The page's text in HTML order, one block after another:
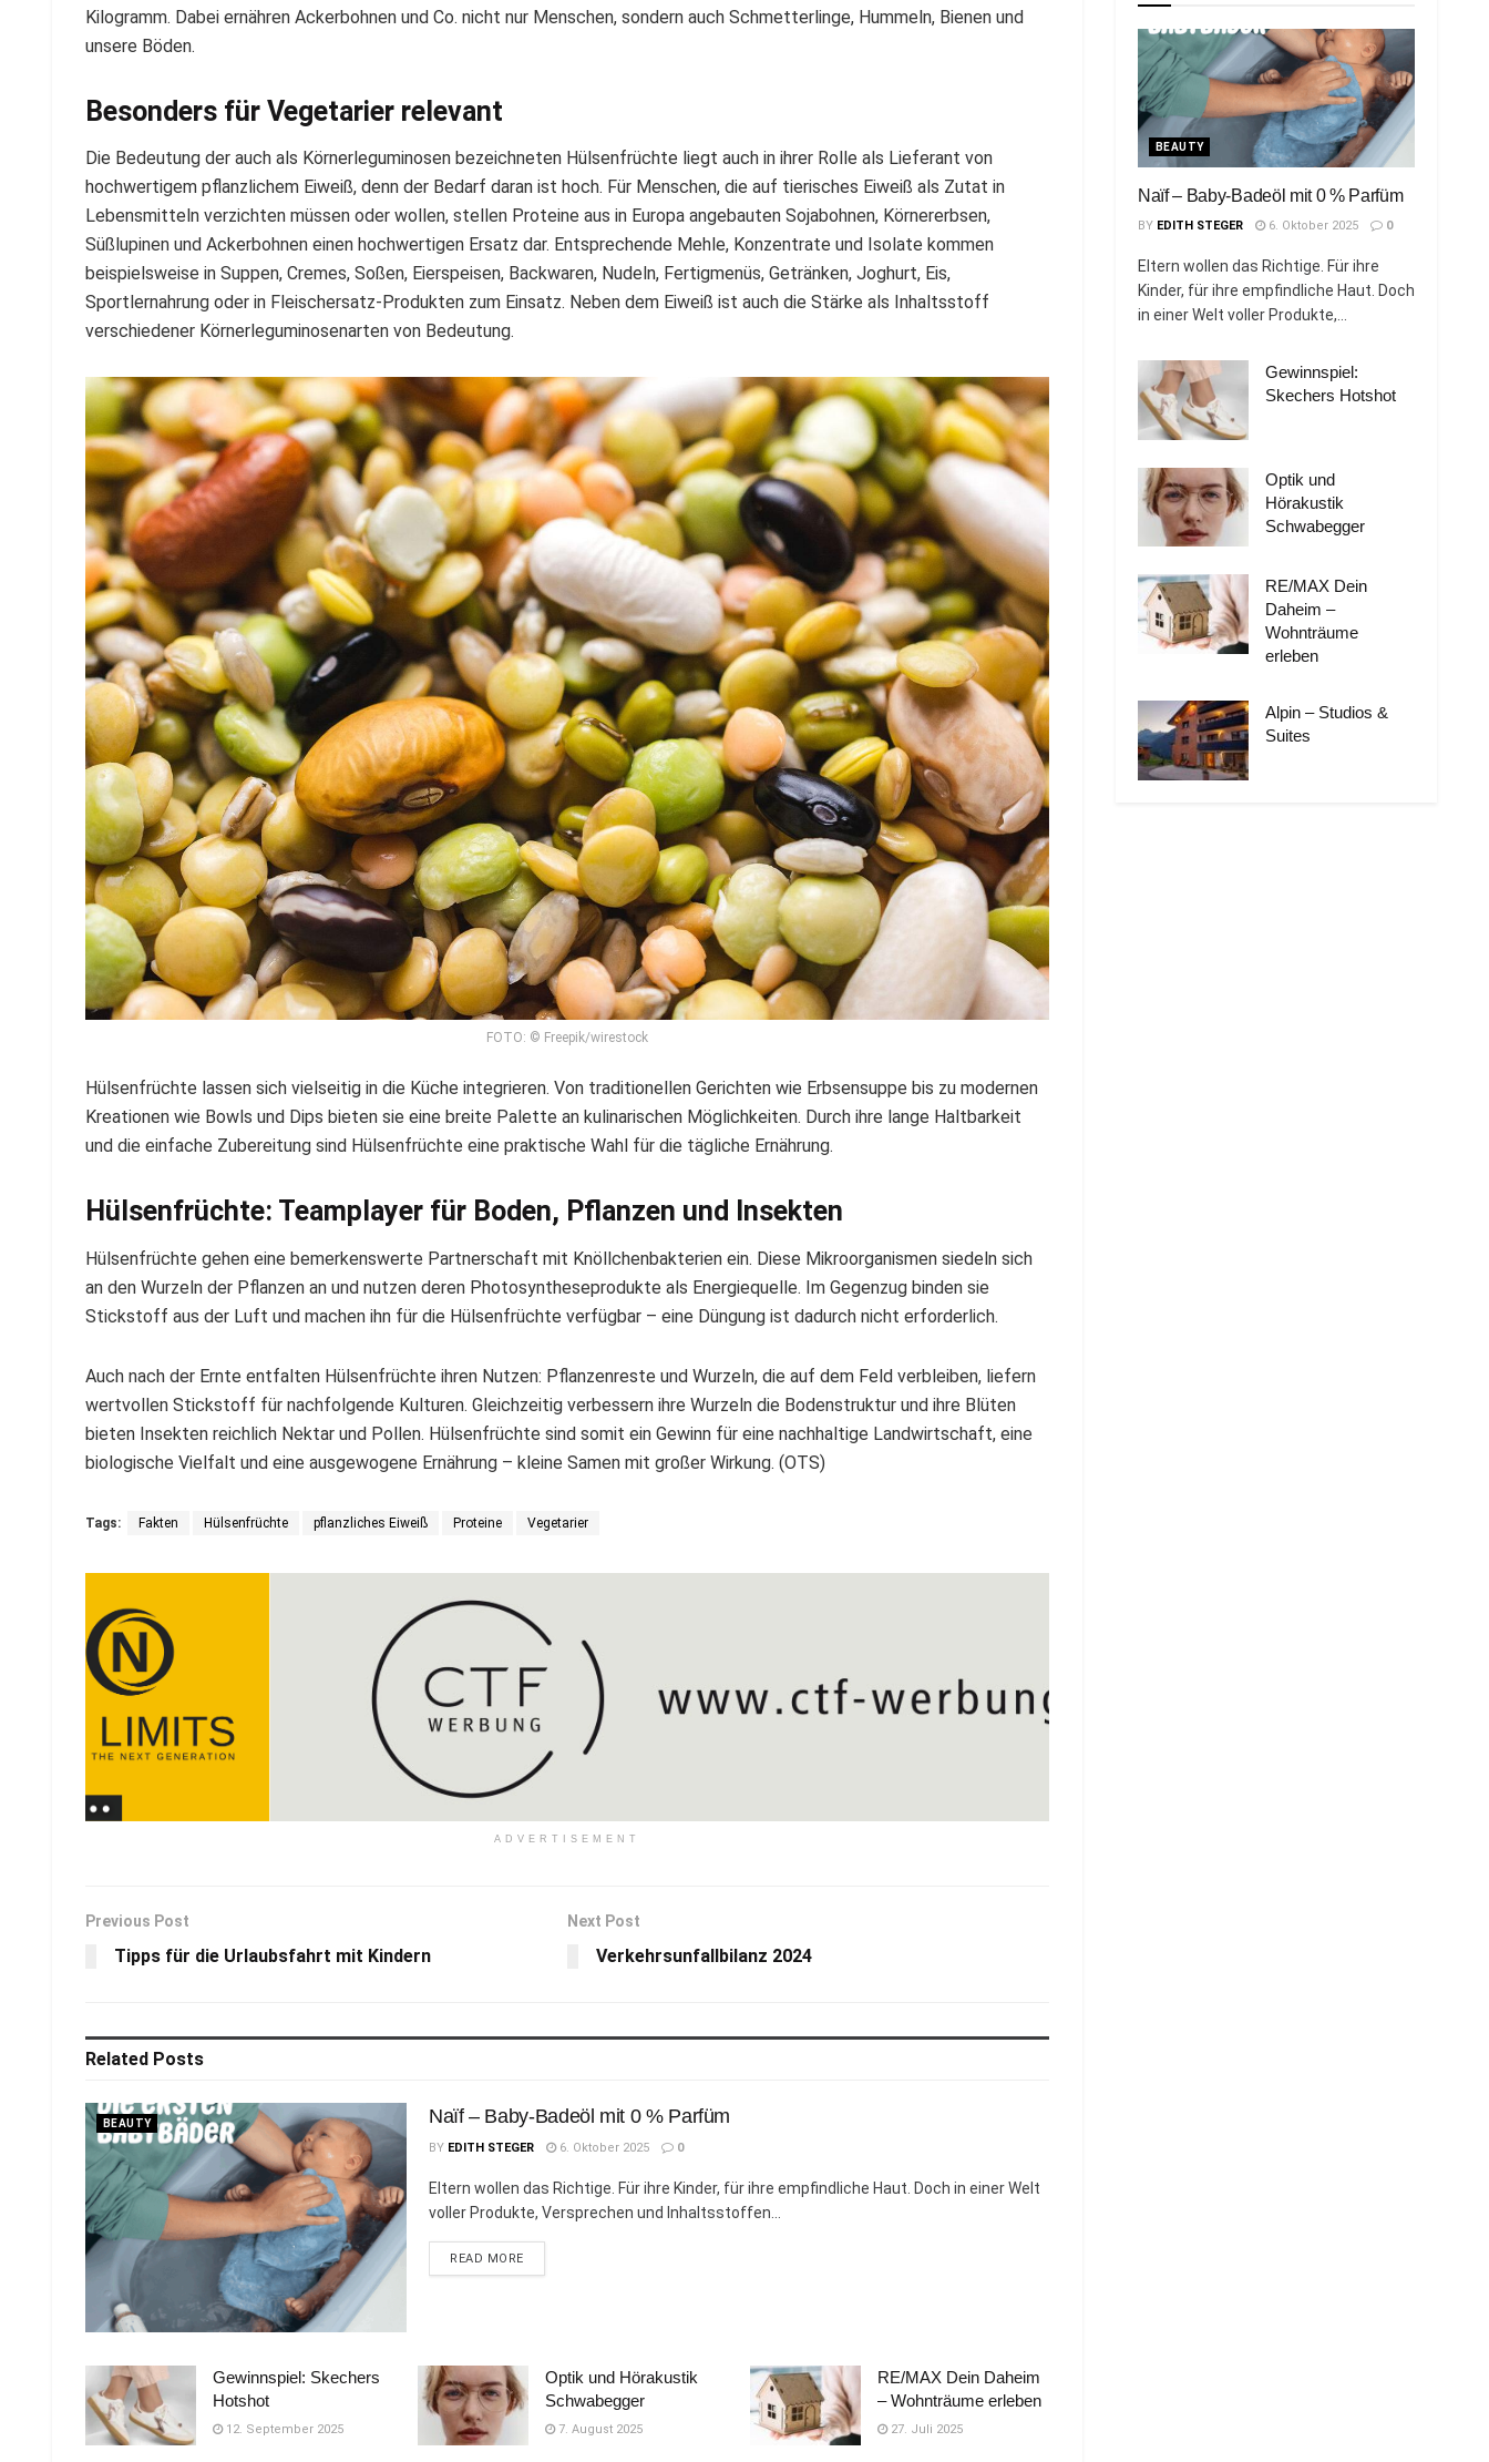
Kilogramm. Dabei ernähren Ackerbohnen und Co. nicht nur Menschen, sondern auch Schmetterlinge, Hummeln, Bienen und
unsere Böden.
Besonders für Vegetarier relevant
Die Bedeutung der auch als Körnerleguminosen bezeichneten Hülsenfrüchte liegt auch in ihrer Rolle als Lieferant von
hochwertigem pflanzlichem Eiweiß, denn der Bedarf daran ist hoch. Für Menschen, die auf tierisches Eiweiß als Zutat in
Lebensmitteln verzichten müssen oder wollen, stellen Proteine aus in Europa angebauten Sojabohnen, Körnererbsen,
Süßlupinen und Ackerbohnen einen hochwertigen Ersatz dar. Entsprechende Mehle, Konzentrate und Isolate kommen
beispielsweise in Suppen, Cremes, Soßen, Eierspeisen, Backwaren, Nudeln, Fertigmenüs, Getränken, Joghurt, Eis,
Sportlernahrung oder in Fleischersatz-Produkten zum Einsatz. Neben dem Eiweiß ist auch die Stärke als Inhaltsstoff
verschiedener Körnerleguminosenarten von Bedeutung.
FOTO: © Freepik/wirestock
Hülsenfrüchte lassen sich vielseitig in die Küche integrieren. Von traditionellen Gerichten wie Erbsensuppe bis zu modernen
Kreationen wie Bowls und Dips bieten sie eine breite Palette an kulinarischen Möglichkeiten. Durch ihre lange Haltbarkeit
und die einfache Zubereitung sind Hülsenfrüchte eine praktische Wahl für die tägliche Ernährung.
Hülsenfrüchte: Teamplayer für Boden, Pflanzen und Insekten
Hülsenfrüchte gehen eine bemerkenswerte Partnerschaft mit Knöllchenbakterien ein. Diese Mikroorganismen siedeln sich
an den Wurzeln der Pflanzen an und nutzen deren Photosyntheseprodukte als Energiequelle. Im Gegenzug binden sie
Stickstoff aus der Luft und machen ihn für die Hülsenfrüchte verfügbar – eine Düngung ist dadurch nicht erforderlich.
Auch nach der Ernte entfalten Hülsenfrüchte ihren Nutzen: Pflanzenreste und Wurzeln, die auf dem Feld verbleiben, liefern
wertvollen Stickstoff für nachfolgende Kulturen. Gleichzeitig verbessern ihre Wurzeln die Bodenstruktur und ihre Blüten
bieten Insekten reichlich Nektar und Pollen. Hülsenfrüchte sind somit ein Gewinn für eine nachhaltige Landwirtschaft, eine
biologische Vielfalt und eine ausgewogene Ernährung – kleine Samen mit großer Wirkung. (OTS)
Tags: Fakten Hülsenfrüchte pflanzliches Eiweiß Proteine Vegetarier
ADVERTISEMENT
Previous Post
Tipps für die Urlaubsfahrt mit Kindern
Next Post
Verkehrsunfallbilanz 2024
Related Posts
BEAUTY Naïf – Baby-Badeöl mit 0 % Parfüm
BY EDITH STEGER 6. Oktober 2025 0
Eltern wollen das Richtige. Für ihre Kinder, für ihre empfindliche Haut. Doch in einer Welt
voller Produkte, Versprechen und Inhaltsstoffen...
READ MOREDETAILS
Gewinnspiel: Skechers
Hotshot
12. September 2025
Optik und Hörakustik
Schwabegger
7. August 2025
RE/MAX Dein Daheim
– Wohnträume erleben
27. Juli 2025
BEAUTY
Naïf – Baby-Badeöl mit 0 % Parfüm
BY EDITH STEGER 6. Oktober 2025 0
Eltern wollen das Richtige. Für ihre
Kinder, für ihre empfindliche Haut. Doch
in einer Welt voller Produkte,...
Gewinnspiel:
Skechers Hotshot
Optik und
Hörakustik
Schwabegger
RE/MAX Dein
Daheim –
Wohnträume
erleben
Alpin – Studios &
Suites